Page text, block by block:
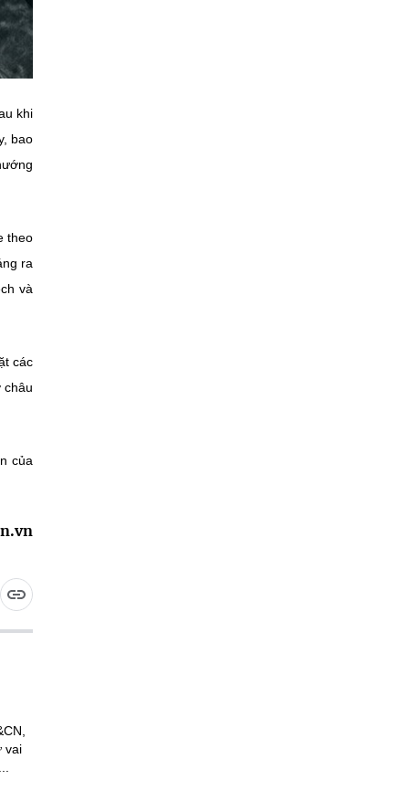
khi
bao
theo
ra
và
các
châu
của
vai